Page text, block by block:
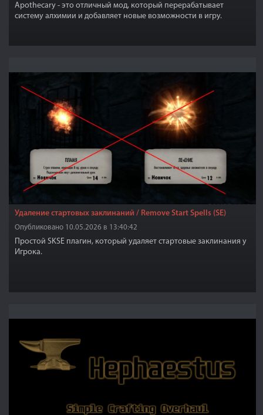
Apothecary - это отличный мод, который перерабатывает
систему алхимии и добавляет новые возможности в игру.
Удаление стартовых заклинаний / Remove Start Spells (SE)
Опубликовано 10.05.2026 в 13:40:42
Простой SKSE плагин, который удаляет стартовые заклинания у
Игрока.